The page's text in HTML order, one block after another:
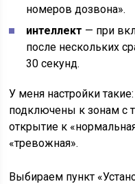
номеров дозвона».
интеллект — при
после нескольких
30 секунд.
У меня настройки
подключены к зонам с
открытие к
«тревожная».
Выбираем пункт